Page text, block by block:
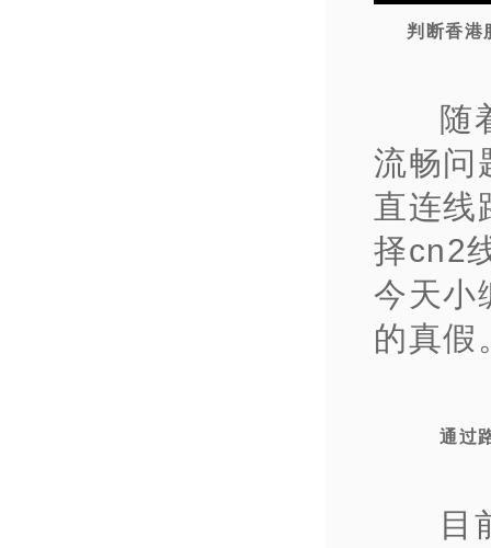
判断香港
随
流畅问
直连线
择cn2
今天小
的真假
通过
目